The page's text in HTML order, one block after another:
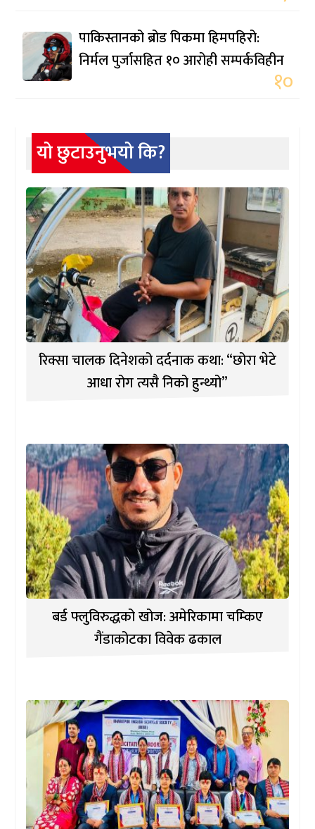
पाकिस्तानको ब्रोड पिकमा हिमपहिरो:
निर्मल पुर्जासहित १० आरोही सम्पर्कविहीन
१०
यो छुटाउनुभयो कि?
रिक्सा चालक दिनेशको दर्दनाक कथा: “छोरा भेटे
आधा रोग त्यसै निको हुन्थ्यो”
बर्ड फ्लुविरुद्धको खोज: अमेरिकामा चम्किए
गैंडाकोटका विवेक ढकाल